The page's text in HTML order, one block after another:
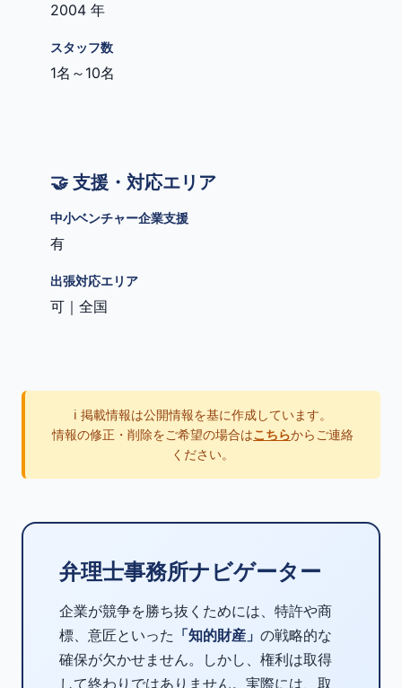
2004 年
スタッフ数
1名～10名
🤝 支援・対応エリア
中小ベンチャー企業支援
有
出張対応エリア
可｜全国
ℹ️ 掲載情報は公開情報を基に作成しています。
情報の修正・削除をご希望の場合はこちらからご連絡
ください。
弁理士事務所ナビゲーター
企業が競争を勝ち抜くためには、特許や商
標、意匠といった 「知的財産」 の戦略的な
確保が欠かせません。しかし、権利は取得
して終わりではありません。実際には、取